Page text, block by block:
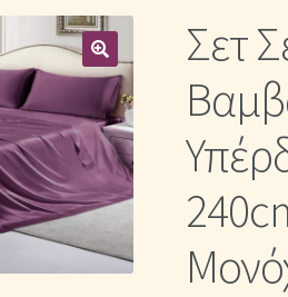
Μονόχρωμες
για Ζεστασιά & Άνεση
Σετ